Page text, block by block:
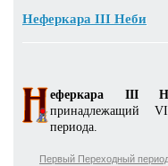
Неферкара III Неби
еферкара III
принадлежащий
периода.
Первый Переходный